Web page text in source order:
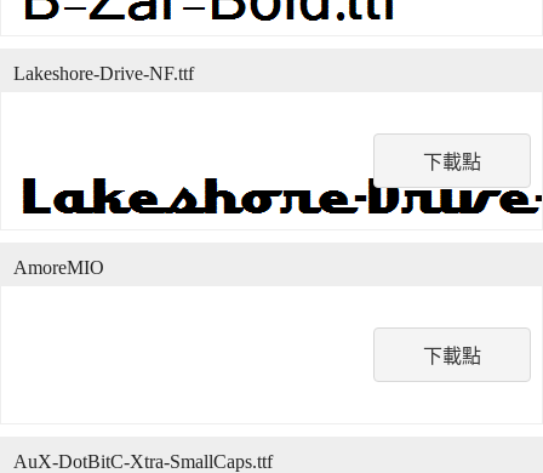
下載點
Lakeshore-Drive-NF.ttf
下載點
AmoreMIO
AuX-DotBitC-Xtra-SmallCaps.ttf